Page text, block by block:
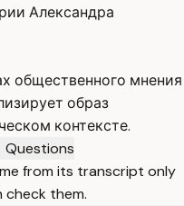
Александра
общественного мнения
образ
контексте.
Questions
from its transcript only
them.